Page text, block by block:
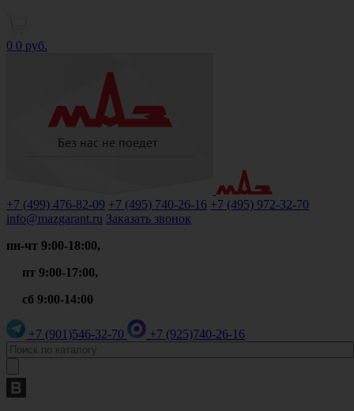
0 0 руб.
+7 (499) 476-82-09 +7 (495) 740-26-16 +7 (495) 972-32-70
info@mazgarant.ru Заказать звонок
пн-чт 9:00-18:00,
пт 9:00-17:00,
сб 9:00-14:00
+7 (901)546-32-70 +7 (925)740-26-16